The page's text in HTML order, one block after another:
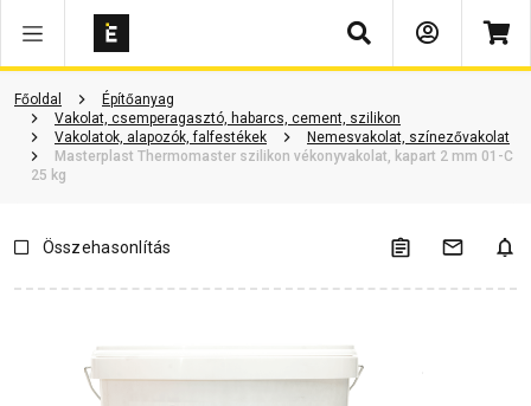
Keresés
Főoldal
Építőanyag
Vakolat, csemperagasztó, habarcs, cement, szilikon
Vakolatok, alapozók, falfestékek
Nemesvakolat, színezővakolat
Masterplast Thermomaster szilikon vékonyvakolat, kapart 2 mm 01-C
25 kg
Vásárlói vélemények Kérdések és válaszok Kapcsolódó cikkek
Összehasonlítás